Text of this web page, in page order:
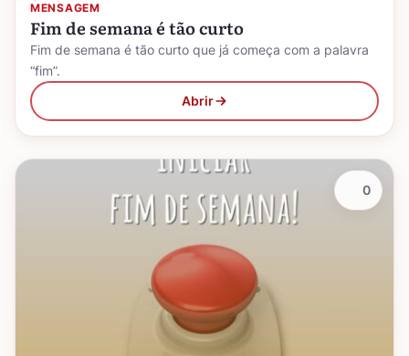
MENSAGEM
Fim de semana é tão curto
Fim de semana é tão curto que já começa com a palavra
“fim”.
Abrir
0